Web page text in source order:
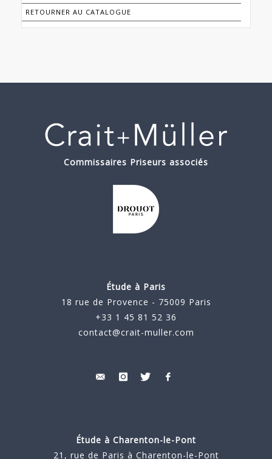
RETOURNER AU CATALOGUE
Commissaires Priseurs associés
Étude à Paris
18 rue de Provence - 75009 Paris
+33 1 45 81 52 36
contact@crait-muller.com
Étude à Charenton-le-Pont
21, rue de Paris à Charenton-le-Pont